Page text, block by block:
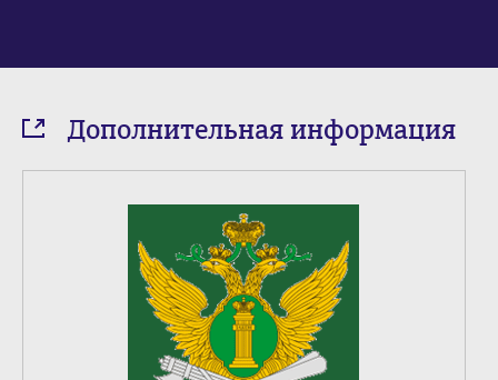
Дополнительная информация